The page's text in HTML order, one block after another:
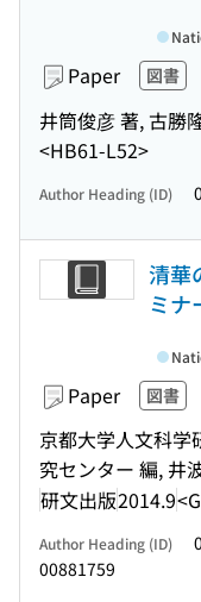
Paper 図書
井筒俊彦 著, 古勝
<HB61-L52>
Author Heading (ID)
清華
ミナ
Paper 図書
京都大学人文科学
究センター 編, 井
研文出版2014.9
Author Heading (ID)
00881759